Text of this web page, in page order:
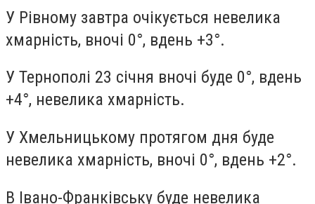
У Рівному завтра очікується невелика
хмарність, вночі 0°, вдень +3°.
У Тернополі 23 січня вночі буде 0°, вдень
+4°, невелика хмарність.
У Хмельницькому протягом дня буде
невелика хмарність, вночі 0°, вдень +2°.
В Івано-Франківську буде невелика